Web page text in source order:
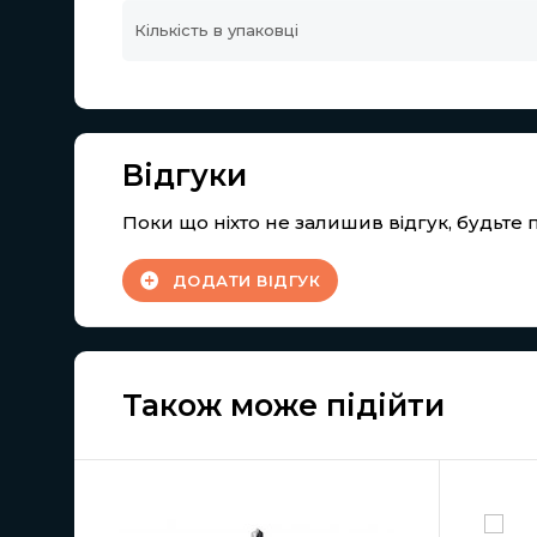
Кількість в упаковці
Відгуки
Поки що ніхто не залишив відгук,
ДОДАТИ ВІДГУК
Також може підійти